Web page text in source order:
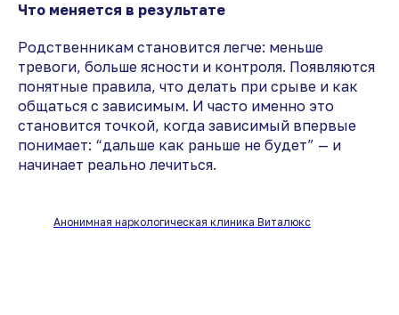
Что меняется в результате
Родственникам становится легче: меньше
тревоги, больше ясности и контроля. Появляются
понятные правила, что делать при срыве и как
общаться с зависимым. И часто именно это
становится точкой, когда зависимый впервые
понимает: “дальше как раньше не будет” — и
начинает реально лечиться.
Анонимная наркологическая клиника Виталюкс